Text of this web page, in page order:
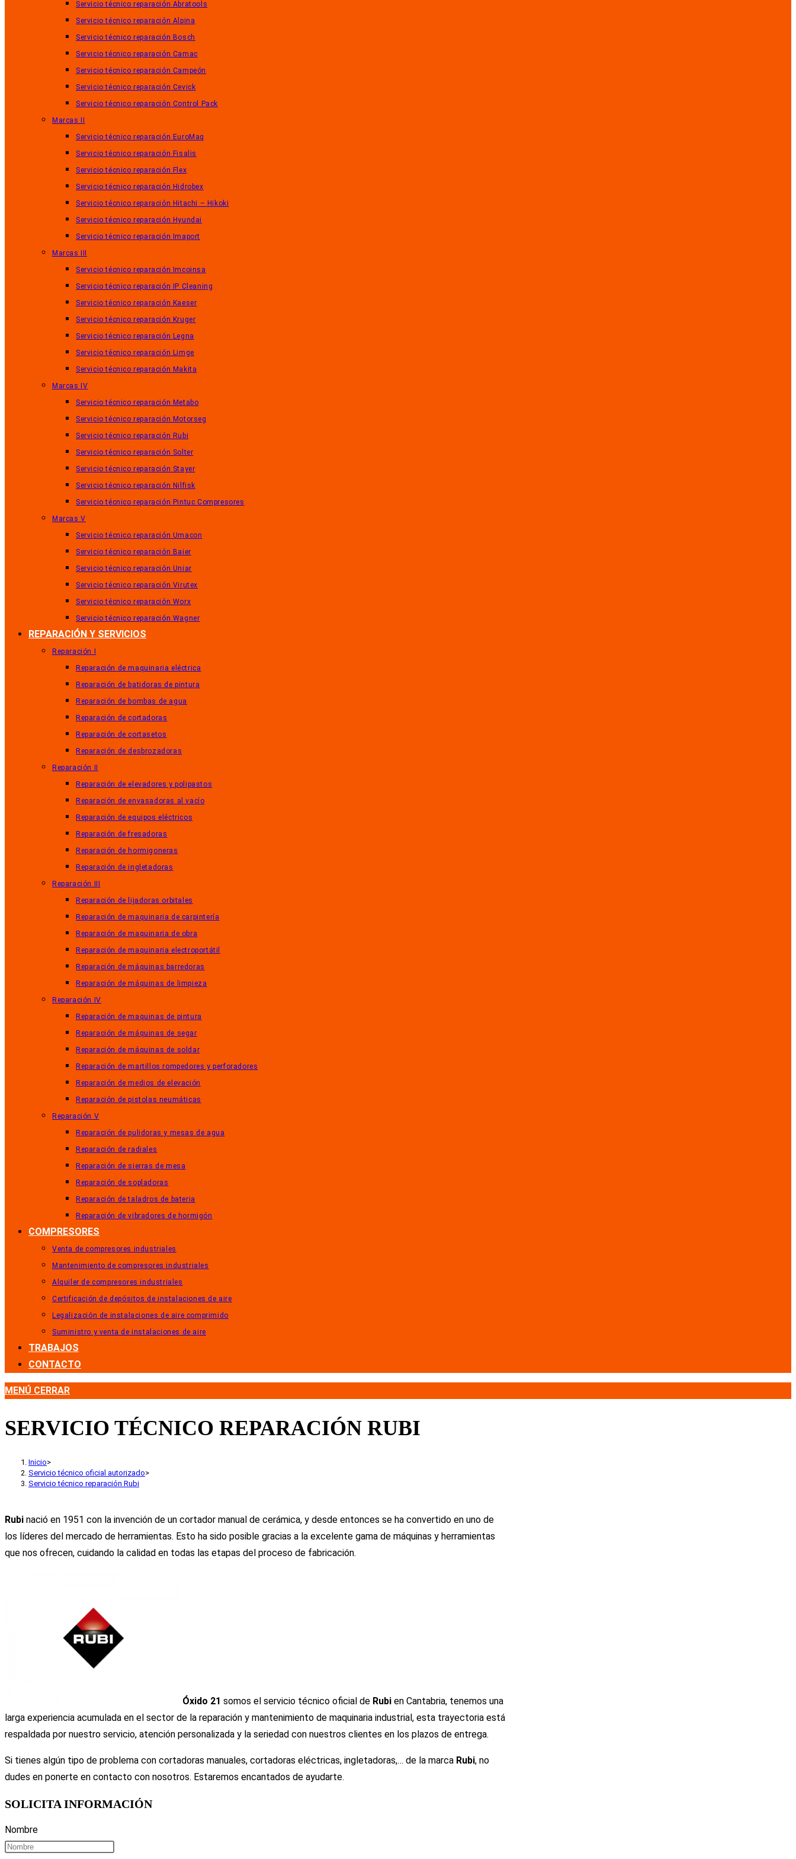
Servicio técnico reparación Abratools
Servicio técnico reparación Alpina
Servicio técnico reparación Bosch
Servicio técnico reparación Camac
Servicio técnico reparación Campeón
Servicio técnico reparación Cevick
Servicio técnico reparación Control Pack
Marcas II
Servicio técnico reparación EuroMaq
Servicio técnico reparación Fisalis
Servicio técnico reparación Flex
Servicio técnico reparación Hidrobex
Servicio técnico reparación Hitachi – Hikoki
Servicio técnico reparación Hyundai
Servicio técnico reparación Imaport
Marcas III
Servicio técnico reparación Imcoinsa
Servicio técnico reparación IP Cleaning
Servicio técnico reparación Kaeser
Servicio técnico reparación Kruger
Servicio técnico reparación Legna
Servicio técnico reparación Limge
Servicio técnico reparación Makita
Marcas IV
Servicio técnico reparación Metabo
Servicio técnico reparación Motorseg
Servicio técnico reparación Rubi
Servicio técnico reparación Solter
Servicio técnico reparación Stayer
Servicio técnico reparación Nilfisk
Servicio técnico reparación Pintuc Compresores
Marcas V
Servicio técnico reparación Umacon
Servicio técnico reparación Baier
Servicio técnico reparación Uniar
Servicio técnico reparación Virutex
Servicio técnico reparación Worx
Servicio técnico reparación Wagner
REPARACIÓN Y SERVICIOS
Reparación I
Reparación de maquinaria eléctrica
Reparación de batidoras de pintura
Reparación de bombas de agua
Reparación de cortadoras
Reparación de cortasetos
Reparación de desbrozadoras
Reparación II
Reparación de elevadores y polipastos
Reparación de envasadoras al vacío
Reparación de equipos eléctricos
Reparación de fresadoras
Reparación de hormigoneras
Reparación de ingletadoras
Reparación III
Reparación de lijadoras orbitales
Reparación de maquinaria de carpintería
Reparación de maquinaria de obra
Reparación de maquinaria electroportátil
Reparación de máquinas barredoras
Reparación de máquinas de limpieza
Reparación IV
Reparación de maquinas de pintura
Reparación de máquinas de segar
Reparación de máquinas de soldar
Reparación de martillos rompedores y perforadores
Reparación de medios de elevación
Reparación de pistolas neumáticas
Reparación V
Reparación de pulidoras y mesas de agua
Reparación de radiales
Reparación de sierras de mesa
Reparación de sopladoras
Reparación de taladros de bateria
Reparación de vibradores de hormigón
COMPRESORES
Venta de compresores industriales
Mantenimiento de compresores industriales
Alquiler de compresores industriales
Certificación de depósitos de instalaciones de aire
Legalización de instalaciones de aire comprimido
Suministro y venta de instalaciones de aire
TRABAJOS
CONTACTO
MENÚ CERRAR
SERVICIO TÉCNICO REPARACIÓN RUBI
Inicio>
Servicio técnico oficial autorizado>
Servicio técnico reparación Rubi
Rubi nació en 1951 con la invención de un cortador manual de cerámica, y desde entonces se ha convertido en uno de
los líderes del mercado de herramientas. Esto ha sido posible gracias a la excelente gama de máquinas y herramientas
que nos ofrecen, cuidando la calidad en todas las etapas del proceso de fabricación.
Óxido 21 somos el servicio técnico oficial de Rubi en Cantabria, tenemos una
larga experiencia acumulada en el sector de la reparación y mantenimiento de maquinaria industrial, esta trayectoria está
respaldada por nuestro servicio, atención personalizada y la seriedad con nuestros clientes en los plazos de entrega.
Si tienes algún tipo de problema con cortadoras manuales, cortadoras eléctricas, ingletadoras,… de la marca Rubi, no
dudes en ponerte en contacto con nosotros. Estaremos encantados de ayudarte.
SOLICITA INFORMACIÓN
Nombre